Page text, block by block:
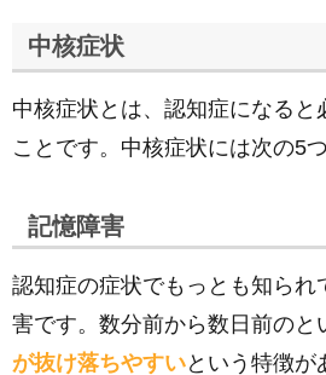
中核症状
中核症状とは、認知症になると
ことです。中核症状には次の5
記憶障害
認知症の症状でもっとも知られ
害です。数分前から数日前のと
が抜け落ちやすいという特徴が